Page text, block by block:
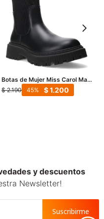
Botas de Mujer Miss Carol Maia
- Negro
$ 2.190 $1.200
45
y descuentos
Newsletter!
Suscribirme